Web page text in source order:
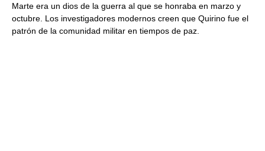
Marte era un dios de la guerra al que se honraba en marzo y
octubre. Los investigadores modernos creen que Quirino fue el
patrón de la comunidad militar en tiempos de paz.